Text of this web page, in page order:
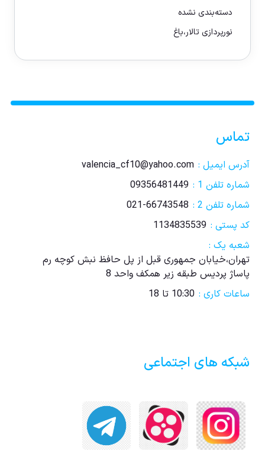
دسته‌بندی نشده
نورپردازی تالار،باغ
تماس
آدرس ایمیل : valencia_cf10@yahoo.com
شماره تلفن 1 :
09356481449
شماره تلفن 2 :
021-66743548
کد پستی : 1134835539
شعبه یک :
تهران،خیابان جمهوری قبل از پل حافظ نبش کوچه رم
پاساژ پردیس طبقه زیر همکف واحد 8
ساعات کاری : 10:30 تا 18
شبکه های اجتماعی